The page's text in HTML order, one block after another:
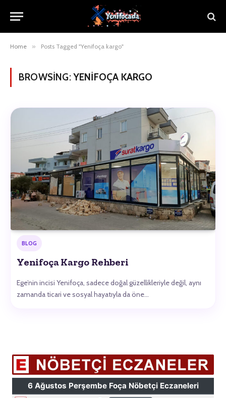
Home » Posts Tagged "Yenifoça kargo"
BROWSING:YENIFOÇA KARGO
BLOG
Yenifoça Kargo Rehberi
Ege’nin incisi Yenifoça, sadece doğal güzellikleriyle değil, aynı
zamanda ticari ve sosyal hayatıyla da öne…